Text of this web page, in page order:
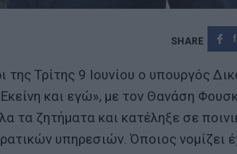
Τρίτης 9 Ιουνίου ο υπουργός
και εγώ», με τον Θανάση
τα ζητήματα και κατέληξε σε
υπηρεσιών. Όποιος νομίζει